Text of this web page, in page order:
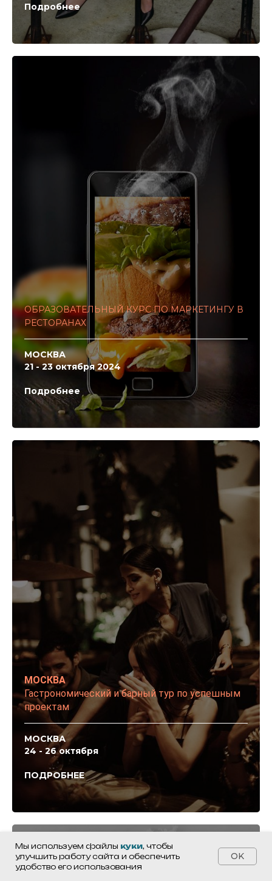
Подробнее
ОБРАЗОВАТЕЛЬНЫЙ КУРС ПО МАРКЕТИНГУ В
РЕСТОРАНАХ
МОСКВА
21 - 23 октября 2024
Подробнее
МОСКВА
Гастрономический и барный тур по успешным
проектам
МОСКВА
24 - 26 октября
ПОДРОБНЕЕ
Мы используем файлы куки, чтобы
улучшить работу сайта и обеспечить
удобство его использования
OK